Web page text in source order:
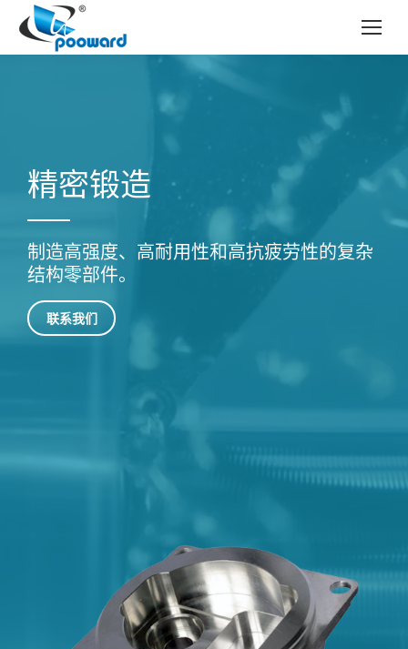
精密锻造
制造高强度、高耐用性和高抗疲劳性的复杂
结构零部件。
联系我们